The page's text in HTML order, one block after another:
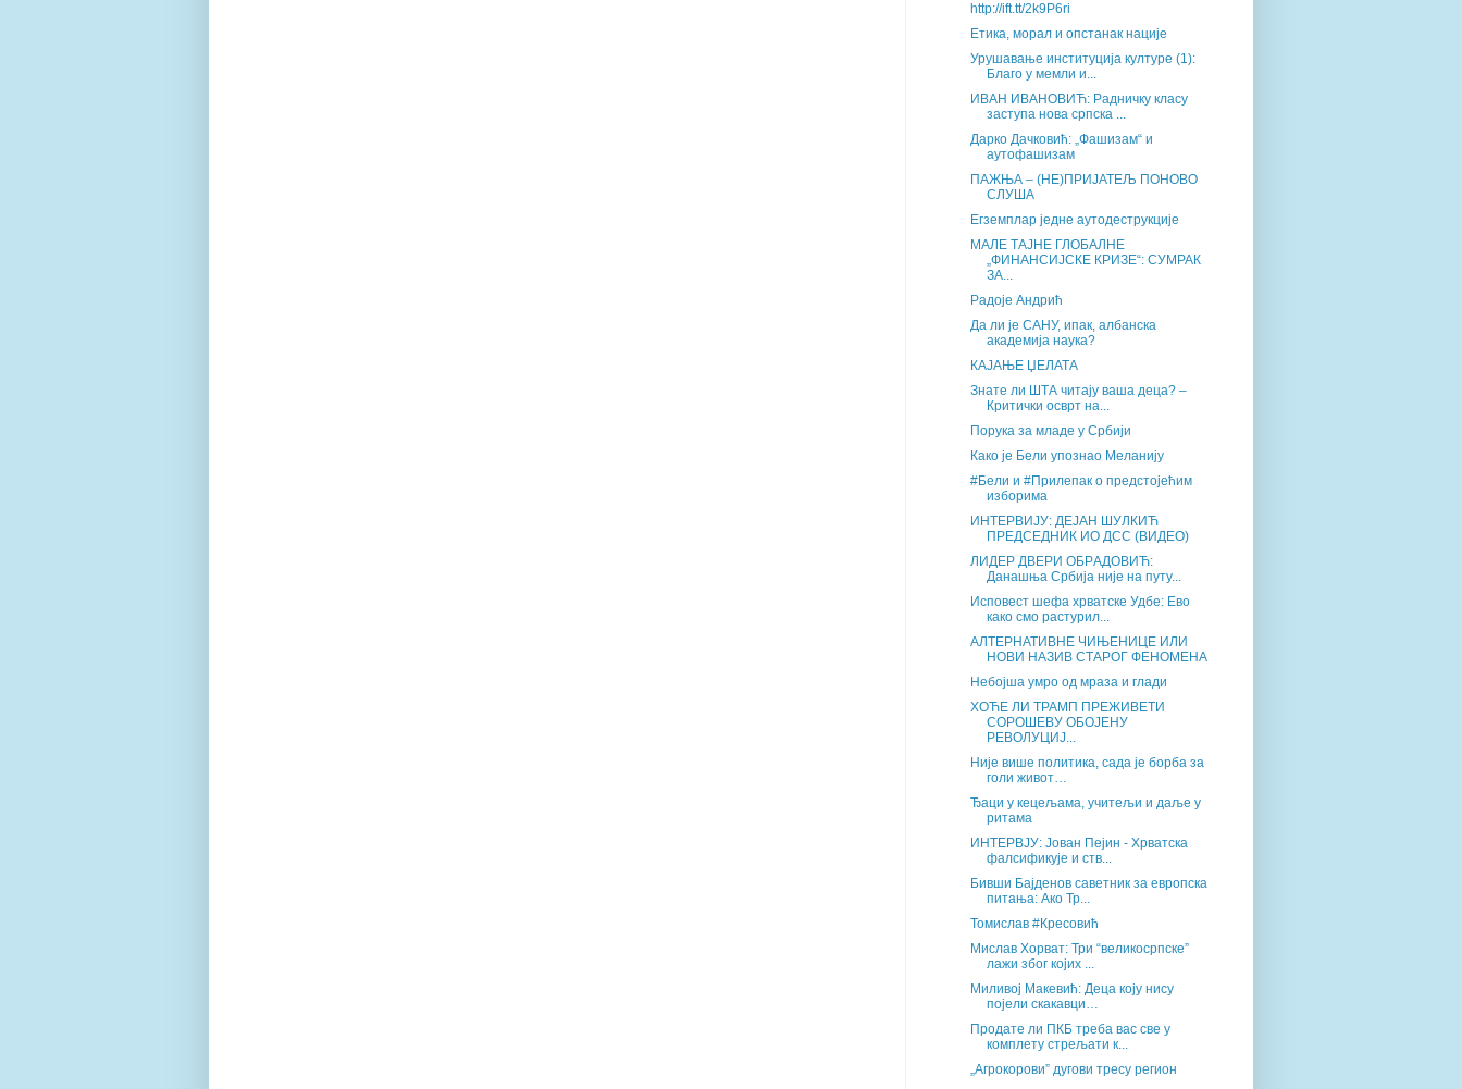
http://ift.tt/2k9P6ri
Етика, морал и опстанак нације
Урушавање институција културе (1):
Благо у мемли и...
ИВАН ИВАНОВИЋ: Радничку класу
заступа нова српска ...
Дарко Дачковић: „Фашизам“ и
аутофашизам
ПАЖЊА – (НЕ)ПРИЈАТЕЉ ПОНОВО
СЛУША
Егземплар једне аутодеструкције
МАЛЕ ТАЈНЕ ГЛОБАЛНЕ
„ФИНАНСИЈСКЕ КРИЗЕ“: СУМРАК
ЗА...
Радоје Андрић
Да ли је САНУ, ипак, албанска
академија наука?
КАЈАЊЕ ЏЕЛАТА
Знате ли ШТА читају ваша деца? –
Критички осврт на...
Порука за младе у Србији
Како је Бели упознао Меланију
#Бели и #Прилепак о предстојећим
изборима
ИНТЕРВИЈУ: ДЕЈАН ШУЛКИЋ
ПРЕДСЕДНИК ИО ДСС (ВИДЕО)
ЛИДЕР ДВЕРИ ОБРAДОВИЋ:
Данашња Србија није на путу...
Исповест шефа хрватске Удбе: Ево
како смо растурил...
АЛТЕРНАТИВНЕ ЧИЊЕНИЦЕ ИЛИ
НОВИ НАЗИВ СТАРОГ ФЕНОМЕНА
Небојша умро од мраза и глади
ХОЋЕ ЛИ ТРАМП ПРЕЖИВЕТИ
СОРОШЕВУ ОБОЈЕНУ
РЕВОЛУЦИЈ...
Није више политика, сада је борба за
голи живот…
Ђаци у кецељама, учитељи и даље у
ритама
ИНТЕРВЈУ: Јован Пејин - Хрватска
фалсификује и ств...
Бивши Бајденов саветник за европска
питања: Ако Тр...
Томислав #Кресовић
Мислав Хорват: Три “великосрпске”
лажи због којих ...
Миливој Макевић: Деца коју нису
појели скакавци…
Продате ли ПКБ треба вас све у
комплету стрељати к...
„Агрокорови” дугови тресу регион